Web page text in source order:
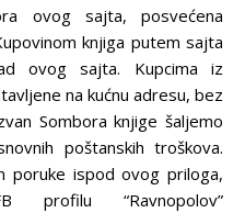
knjiga putem sajta
ovog sajta. Kupcima iz
na kućnu adresu, bez
Sombora knjige šaljemo
poštanskih troškova.
poruke ispod ovog priloga,
“Ravnopolov”